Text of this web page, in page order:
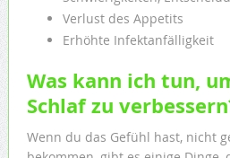
Verlust des Appetits
Erhöhte Infektanfälligkeit
Was kann ich tun,
Schlaf zu
Wenn du das Gefühl hast, nicht